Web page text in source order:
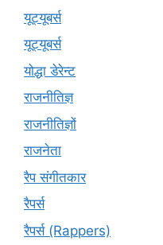
यूट्‍यूबर्स
यूट्यूबर्स
योद्धा डेरेन्ट
राजनीतिज्ञ
राजनीतिज्ञों
राजनेता
रैप संगीतकार
रैपर्स
रैपर्स (Rappers)